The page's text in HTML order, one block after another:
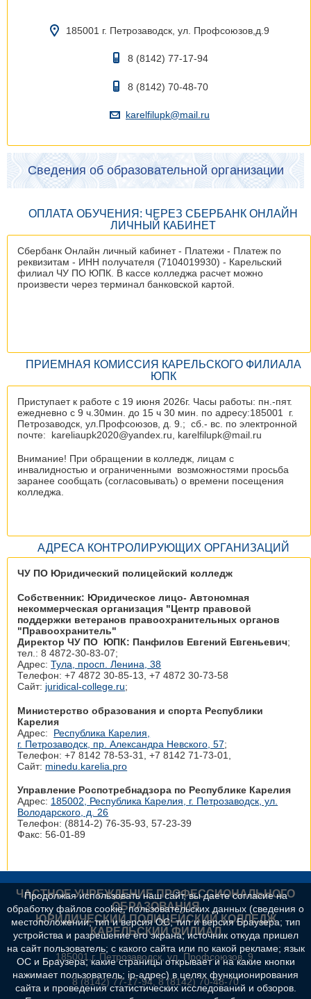
185001 г. Петрозаводск, ул. Профсоюзов,д.9
8 (8142) 77-17-94
8 (8142) 70-48-70
karelfilupk@mail.ru
Сведения об образовательной организации
ОПЛАТА ОБУЧЕНИЯ: ЧЕРЕЗ СБЕРБАНК ОНЛАЙН
ЛИЧНЫЙ КАБИНЕТ
Сбербанк Онлайн личный кабинет - Платежи - Платеж по
реквизитам - ИНН получателя (7104019930) - Карельский
филиал ЧУ ПО ЮПК. В кассе колледжа расчет можно
произвести через терминал банковской картой.
ПРИЕМНАЯ КОМИССИЯ КАРЕЛЬСКОГО ФИЛИАЛА
ЮПК
Приступает к работе с 19 июня 2026г. Часы работы: пн.-пят.
ежедневно с 9 ч.30мин. до 15 ч 30 мин. по адресу:185001 г.
Петрозаводск, ул.Профсоюзов, д. 9.; сб.- вс. по электронной
почте: kareliaupk2020@yandex.ru, karelfilupk@mail.ru
Внимание! При обращении в колледж, лицам с
инвалидностью и ограниченными возможностями просьба
заранее сообщать (согласовывать) о времени посещения
колледжа.
АДРЕСА КОНТРОЛИРУЮЩИХ ОРГАНИЗАЦИЙ
ЧУ ПО Юридический полицейский колледж
Собственник: Юридическое лицо- Автономная
некоммерческая организация "Центр правовой
поддержки ветеранов правоохранительных органов
"Правоохранитель"
Директор ЧУ ПО ЮПК: Панфилов Евгений Евгеньевич;
тел.: 8 4872-30-83-07;
Адрес:Тула, просп. Ленина, 38
Телефон: +7 4872 30‑85-13, +7 4872 30‑73-58
Сайт: juridical-college.ru;
Министерство образования и спорта Республики
Карелия
Адрес: Республика Карелия,
г. Петрозаводск, пр. Александра Невского, 57;
Телефон: +7 8142 78‑53-31, +7 8142 71‑73-01,
Сайт: minedu.karelia.pro
Управление Роспотребнадзора по Республике Карелия
Адрес: 185002, Республика Карелия, г. Петрозаводск, ул.
Володарского, д. 26
Телефон: (8814-2) 76-35-93, 57-23-39
Факс: 56-01-89
ЧАСТНОЕ УЧРЕЖДЕНИЕ ПРОФЕССИОНАЛЬНОГО
ОБРАЗОВАНИЯ
ЮРИДИЧЕСКИЙ ПОЛИЦЕЙСКИЙ КОЛЛЕДЖ
КАРЕЛЬСКИЙ ФИЛИАЛ
185001,г. Петрозаводск, ул. Профсоюзов, 9.
8 (8142) 77-17-94, 8 (8142) 70-48-70
Продолжая использовать наш сайт, вы даете согласие на
обработку файлов cookie, пользовательских данных (сведения о
местоположении; тип и версия ОС; тип и версия Браузера; тип
устройства и разрешение его экрана; источник откуда пришел
на сайт пользователь; с какого сайта или по какой рекламе; язык
ОС и Браузера; какие страницы открывает и на какие кнопки
нажимает пользователь; ip-адрес) в целях функционирования
сайта и проведения статистических исследований и обзоров.